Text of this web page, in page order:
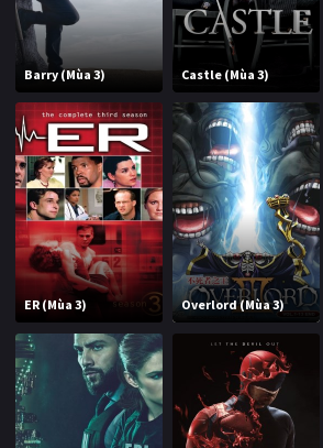
Barry (Mùa 3) Castle (Mùa 3)
ER (Mùa 3) Overlord (Mùa 3)